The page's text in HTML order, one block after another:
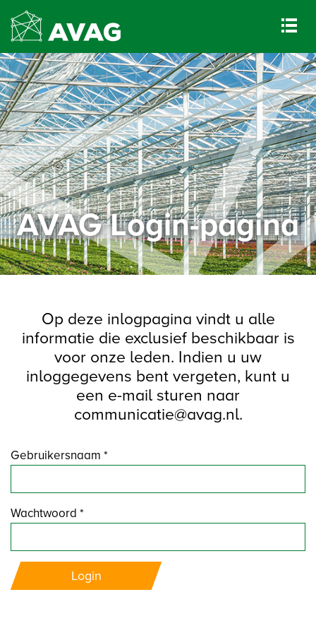
AVAG Login-pagina
Op deze inlogpagina vindt u alle
informatie die exclusief beschikbaar is
voor onze leden. Indien u uw
inloggegevens bent vergeten, kunt u
een e-mail sturen naar
communicatie@avag.nl.
Gebruikersnaam *
Wachtwoord *
Login